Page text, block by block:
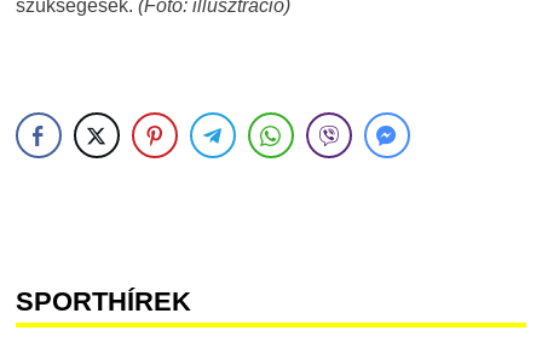
szükségesek. (Fotó: illusztráció)
SPORTHÍREK